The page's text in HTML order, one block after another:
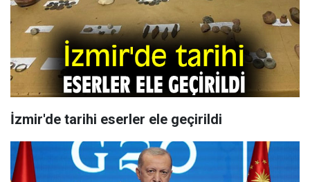
İzmir'de tarihi eserler ele geçirildi